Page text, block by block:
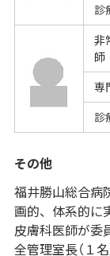
診
非
師
専
診
その他
福井勝山総合病
画的、体系的に
皮膚科医師が委
全管理室長（１